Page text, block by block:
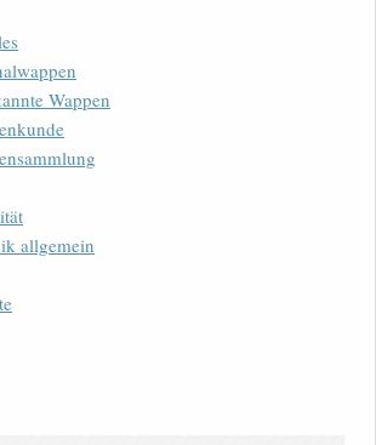
Wappen
allgemein